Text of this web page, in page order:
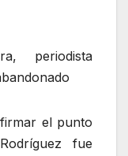
periodista
el punto
fue